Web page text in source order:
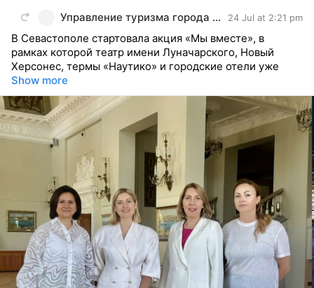
Управление туризма города Севастополя 24 Jul at 2:21 pm
В Севастополе стартовала акция «Мы вместе», в
рамках которой театр имени Луначарского, Новый
Херсонес, термы «Наутико» и городские отели уже
Show more